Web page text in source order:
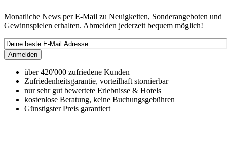
Monatliche News per E-Mail zu Neuigkeiten, Sonderangeboten und
Gewinnspielen erhalten. Abmelden jederzeit bequem möglich!
Anmelden
über 420'000 zufriedene Kunden
Zufriedenheitsgarantie, vorteilhaft stornierbar
nur sehr gut bewertete Erlebnisse & Hotels
kostenlose Beratung, keine Buchungsgebühren
Günstigster Preis garantiert